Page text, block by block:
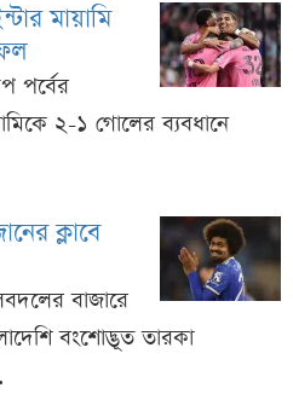
মায়ামি
পর্বের
২-১ গোলের ব্যবধানে
ক্লাবে
বাজারে
বংশোদ্ভূত তারকা